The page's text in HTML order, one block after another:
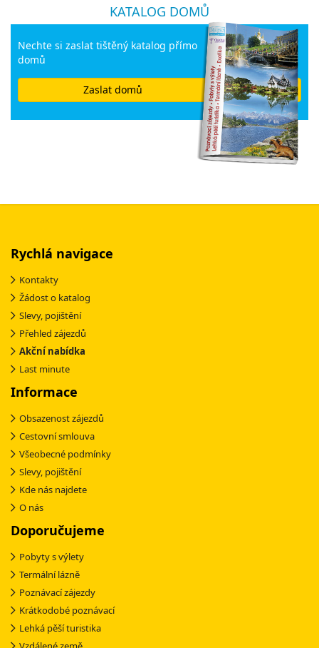
KATALOG DOMŮ
Nechte si zaslat tištěný katalog přímo
domů
Zaslat domů
Rychlá navigace
Kontakty
Žádost o katalog
Slevy, pojištění
Přehled zájezdů
Akční nabídka
Last minute
Informace
Obsazenost zájezdů
Cestovní smlouva
Všeobecné podmínky
Slevy, pojištění
Kde nás najdete
O nás
Doporučujeme
Pobyty s výlety
Termální lázně
Poznávací zájezdy
Krátkodobé poznávací
Lehká pěší turistika